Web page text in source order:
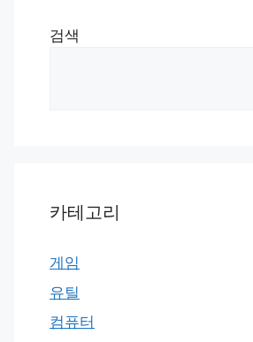
검색
카테고리
게임
유틸
컴퓨터